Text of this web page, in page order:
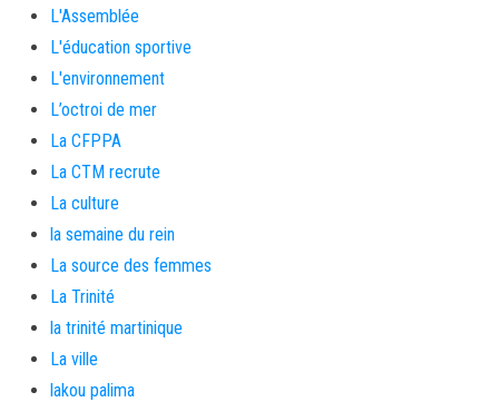
L'Assemblée
L'éducation sportive
L'environnement
L’octroi de mer
La CFPPA
La CTM recrute
La culture
la semaine du rein
La source des femmes
La Trinité
la trinité martinique
La ville
lakou palima